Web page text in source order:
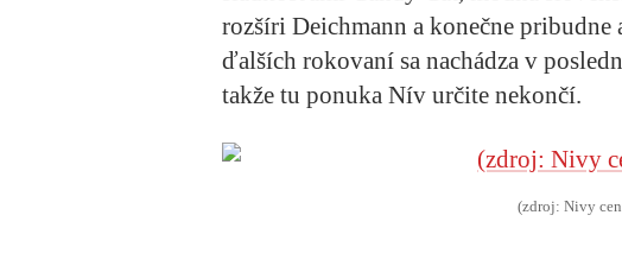
rozšíri Deichmann a konečne
ďalších rokovaní sa nachádza v
takže tu ponuka Nív určite nekončí.
(zdroj: Nivy